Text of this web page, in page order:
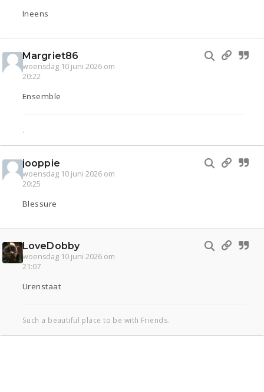
Ineens
Margriet86
woensdag 10 juni 2026 om
20:22
Ensemble
.
jooppie
woensdag 10 juni 2026 om
20:25
Blessure
LoveDobby
woensdag 10 juni 2026 om
21:07
Urenstaat
Such a beautiful place to be with Friends.